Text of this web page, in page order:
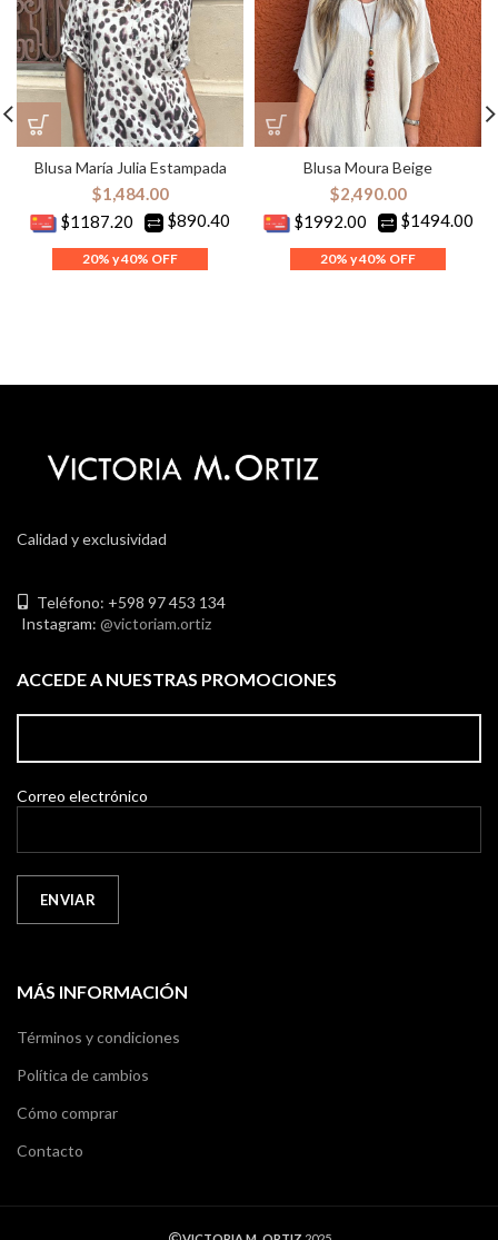
Blusa María Julia Estampada
$1,484.00
$1187.20
$890.40
Blusa Moura Beige
$2,490.00
$1992.00
$1494.00
Calidad y exclusividad
Teléfono: +598 97 453 134
Instagram: @victoriam.ortiz
ACCEDE A NUESTRAS PROMOCIONES
Correo electrónico
MÁS INFORMACIÓN
Términos y condiciones
Política de cambios
Cómo comprar
Contacto